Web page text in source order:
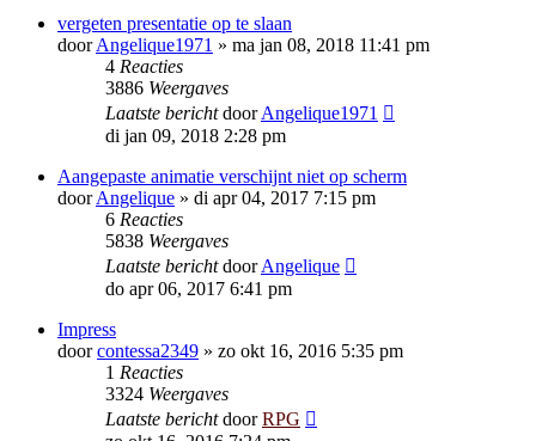
vergeten presentatie op te slaan
doorAngelique1971 » ma jan 08, 2018 11:41 pm
4 Reacties
3886 Weergaves
Laatste berichtdoorAngelique1971
di jan 09, 2018 2:28 pm
Aangepaste animatie verschijnt niet op scherm
doorAngelique » di apr 04, 2017 7:15 pm
6 Reacties
5838 Weergaves
Laatste berichtdoorAngelique
do apr 06, 2017 6:41 pm
Impress
doorcontessa2349 » zo okt 16, 2016 5:35 pm
1 Reacties
3324 Weergaves
Laatste berichtdoorRPG